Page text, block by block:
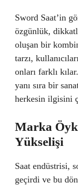
Sword Saat’in
özgünlük,
oluşan bir
tarzı,
onları farklı
yanı sıra bir
herkesin ilgisini
Marka
Yükselişi
Saat endüstrisi,
geçirdi ve bu